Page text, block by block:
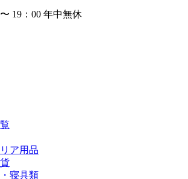
19：00 年中無休
ア用品
寝具類